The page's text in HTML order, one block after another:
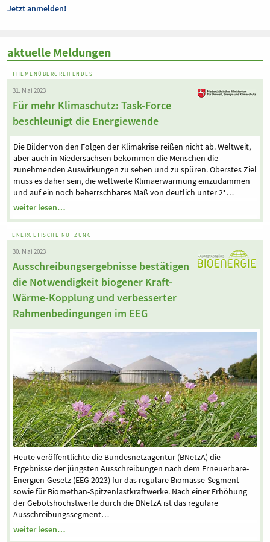
Jetzt anmelden!
aktuelle Meldungen
THEMENÜBERGREIFENDES
31. Mai 2023
Für mehr Klimaschutz: Task-Force
beschleunigt die Energiewende
Die Bilder von den Folgen der Klimakrise reißen nicht ab. Weltweit,
aber auch in Niedersachsen bekommen die Menschen die
zunehmenden Auswirkungen zu sehen und zu spüren. Oberstes Ziel
muss es daher sein, die weltweite Klimaerwärmung einzudämmen
und auf ein noch beherrschbares Maß von deutlich unter 2°…
weiter lesen…
ENERGETISCHE NUTZUNG
30. Mai 2023
Ausschreibungsergebnisse bestätigen
die Notwendigkeit biogener Kraft-
Wärme-Kopplung und verbesserter
Rahmenbedingungen im EEG
Heute veröffentlichte die Bundesnetzagentur (BNetzA) die
Ergebnisse der jüngsten Ausschreibungen nach dem Erneuerbare-
Energien-Gesetz (EEG 2023) für das reguläre Biomasse-Segment
sowie für Biomethan-Spitzenlastkraftwerke. Nach einer Erhöhung
der Gebotshöchstwerte durch die BNetzA ist das reguläre
Ausschreibungssegment…
weiter lesen…